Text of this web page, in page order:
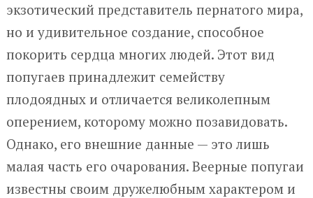
экзотический представитель пернатого мира,
но и удивительное создание, способное
покорить сердца многих людей. Этот вид
попугаев принадлежит семейству
плодоядных и отличается великолепным
оперением, которому можно позавидовать.
Однако, его внешние данные — это лишь
малая часть его очарования. Веерные попугаи
известны своим дружелюбным характером и